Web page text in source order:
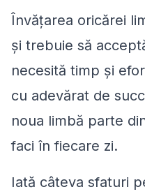
Învățarea oricărei
și trebuie să
necesită timp și
cu adevărat de
noua limbă parte
faci în fiecare zi.
Iată câteva sfaturi